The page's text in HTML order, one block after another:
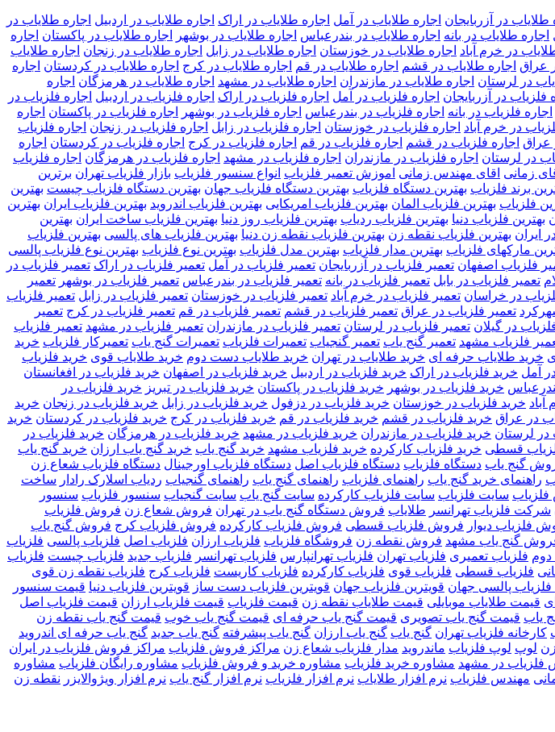
طلایاب در آزربایجان اجاره طلایاب در آمل اجاره طلایاب در اراک اجاره طلایاب در اردبیل اجاره طلایاب در
اجاره طلایاب در بانه اجاره طلایاب در بندرعباس اجاره طلایاب در بوشهر اجاره طلایاب در پاکستان اجاره
در خرم آباد اجاره طلایاب در خوزستان اجاره طلایاب در زابل اجاره طلایاب در زنجان اجاره طلایاب
عراق اجاره طلایاب در قشم اجاره طلایاب در قم اجاره طلایاب در کرج اجاره طلایاب در کردستان اجاره
در لرستان اجاره طلایاب در مازندران اجاره طلایاب در مشهد اجاره طلایاب در هرمزگان اجاره
فلزیاب در آزربایجان اجاره فلزیاب در آمل اجاره فلزیاب در اراک اجاره فلزیاب در اردبیل اجاره فلزیاب در
اجاره فلزیاب در بانه اجاره فلزیاب در بندرعباس اجاره فلزیاب در بوشهر اجاره فلزیاب در پاکستان اجاره
در خرم آباد اجاره فلزیاب در خوزستان اجاره فلزیاب در زابل اجاره فلزیاب در زنجان اجاره فلزیاب
عراق اجاره فلزیاب در قشم اجاره فلزیاب در قم اجاره فلزیاب در کرج اجاره فلزیاب در کردستان اجاره
در لرستان اجاره فلزیاب در مازندران اجاره فلزیاب در مشهد اجاره فلزیاب در هرمزگان اجاره فلزیاب
زمانی اقای مهندس زمانی اموزش تعمیر فلزیاب انواع سنسور فلزیاب بازار فلزیاب تهران برترین
برند فلزیاب بهترین دستگاه فلزیاب بهترین دستگاه فلزیاب جهان بهترین دستگاه فلزیاب چیست بهترین
فلزیاب بهترین فلزیاب المان بهترین فلزیاب امریکایی بهترین فلزیاب اندروید بهترین فلزیاب ایران بهترین
بهترین فلزیاب دنیا بهترین فلزیاب ردیاب بهترین فلزیاب روز دنیا بهترین فلزیاب ساخت ایران بهترین
ایران بهترین فلزیاب نقطه زن بهترین فلزیاب نقطه زن دنیا بهترین فلزیاب های پالسی بهترین فلزیاب
مارکهای فلزیاب بهترین مدار فلزیاب بهترین مدل فلزیاب بهترین نوع فلزیاب بهترین نوع فلزیاب پالسی
فلزیاب اصفهان تعمیر فلزیاب در آزربایجان تعمیر فلزیاب در آمل تعمیر فلزیاب در اراک تعمیر فلزیاب در
تعمیر فلزیاب در بابل تعمیر فلزیاب در بانه تعمیر فلزیاب در بندرعباس تعمیر فلزیاب در بوشهر تعمیر
در خراسان تعمیر فلزیاب در خرم آباد تعمیر فلزیاب در خوزستان تعمیر فلزیاب در زابل تعمیر فلزیاب
تعمیر فلزیاب در عراق تعمیر فلزیاب در قشم تعمیر فلزیاب در قم تعمیر فلزیاب در کرج تعمیر
در گیلان تعمیر فلزیاب در لرستان تعمیر فلزیاب در مازندران تعمیر فلزیاب در مشهد تعمیر فلزیاب
فلزیاب مشهد تعمیر گنج یاب تعمیر گنجیاب تعمیرات فلزیاب تعمیرات گنج یاب تعمیرکار فلزیاب خريد
خرید طلایاب حرفه ای خرید طلایاب در تهران خرید طلایاب دست دوم خرید طلایاب قوی خرید فلزیاب
آمل خرید فلزیاب در اراک خرید فلزیاب در اردبیل خرید فلزیاب در اصفهان خرید فلزیاب در افغانستان
خرید فلزیاب در بوشهر خرید فلزیاب در پاکستان خرید فلزیاب در تبریز خرید فلزیاب در
خرید فلزیاب در خوزستان خرید فلزیاب در دزفول خرید فلزیاب در زابل خرید فلزیاب در زنجان خرید
در عراق خرید فلزیاب در قشم خرید فلزیاب در قم خرید فلزیاب در کرج خرید فلزیاب در کردستان خرید
در لرستان خرید فلزیاب در مازندران خرید فلزیاب در مشهد خرید فلزیاب در هرمزگان خرید فلزیاب در
قسطی خرید فلزیاب کارکرده خرید فلزیاب مشهد خرید گنج یاب خرید گنج یاب ارزان خرید گنج یاب
گنج یاب دستگاه فلزیاب دستگاه فلزیاب اصل دستگاه فلزیاب اورجینال دستگاه فلزیاب شعاع زن
راهنمای خرید گنج یاب راهنمای فلزیاب راهنمای گنج یاب راهنمای گنجیاب ردیاب اسلارک رادار ساخت
سایت فلزیاب سایت فلزیاب کارکرده سایت گنج یاب سایت گنجیاب سنسور فلزیاب سنسور
شرکت فلزیاب تهرانسر طلایاب فروش دستگاه گنج یاب در تهران فروش شعاع زن فروش فلزیاب
فلزیاب دیوار فروش فلزیاب قسطی فروش فلزیاب کارکرده فروش فلزیاب کرج فروش گنج یاب
گنج یاب مشهد فروش نقطه زن فروشگاه فلزیاب فلزیاب ارزان فلزیاب اصل فلزیاب پالسی فلزیاب
فلزیاب تعمیری فلزیاب تهران فلزیاب تهرانپارس فلزیاب تهرانسر فلزیاب جدید فلزیاب چیست فلزیاب
فلزیاب قسطی فلزیاب قوی فلزیاب کارکرده فلزیاب کاریست فلزیاب کرج فلزیاب نقطه زن قوی
فلزیاب پالسی جهان قویترین فلزیاب جهان قویترین فلزیاب دست ساز قویترین فلزیاب دنیا قیمت سنسور
قیمت طلایاب موبایلی قیمت طلایاب نقطه زن قیمت فلزیاب قیمت فلزیاب ارزان قیمت فلزیاب اصل
یاب قیمت گنج یاب تصویری قیمت گنج یاب حرفه ای قیمت گنج یاب خوب قیمت گنج یاب نقطه زن
کارخانه فلزیاب تهران گنج یاب گنج یاب ارزان گنج یاب پیشرفته گنج یاب جدید گنج یاب حرفه ای اندروید
لوپ لوپ فلزیاب ماندروید مدار فلزیاب شعاع زن مراکز فروش فلزیاب مراکز فروش فلزیاب در ایران
فلزیاب در مشهد مشاوره خرید فلزیاب مشاوره خرید و فروش فلزیاب مشاوره رایگان فلزیاب مشاوره
مهندس فلزیاب نرم افزار طلایاب نرم افزار فلزیاب نرم افزار گنج یاب نرم افزار ویژوالایزر نقطه زن